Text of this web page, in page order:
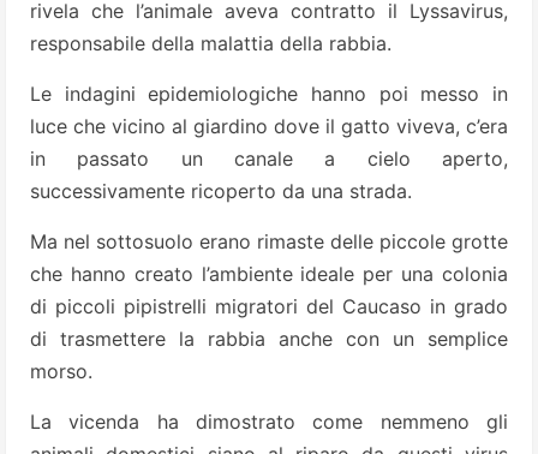
rivela che l’animale aveva contratto il Lyssavirus,
responsabile della malattia della rabbia.
Le indagini epidemiologiche hanno poi messo in
luce che vicino al giardino dove il gatto viveva, c’era
in passato un canale a cielo aperto,
successivamente ricoperto da una strada.
Ma nel sottosuolo erano rimaste delle piccole grotte
che hanno creato l’ambiente ideale per una colonia
di piccoli pipistrelli migratori del Caucaso in grado
di trasmettere la rabbia anche con un semplice
morso.
La vicenda ha dimostrato come nemmeno gli